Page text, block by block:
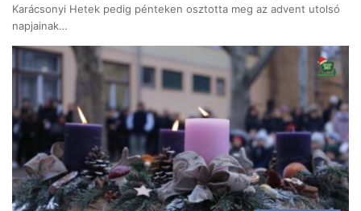
Karácsonyi Hetek pedig pénteken osztotta meg az advent utolsó
napjainak…